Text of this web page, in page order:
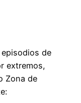
episodios de
extremos,
Zona de